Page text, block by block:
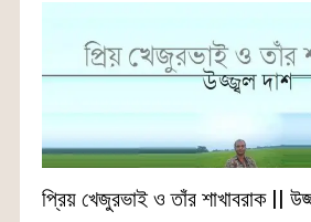
প্রিয় খেজুরভাই ও তাঁর শাখাবরাক ||